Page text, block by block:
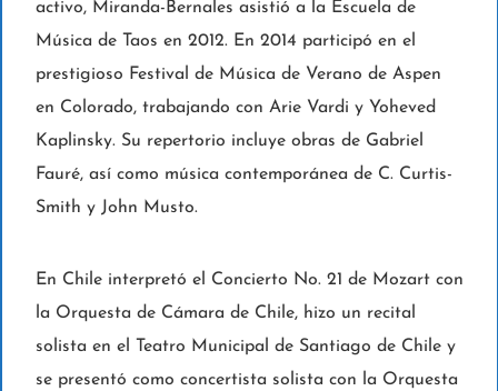
activo, Miranda-Bernales asistió a la Escuela de
Música de Taos en 2012. En 2014 participó en el
prestigioso Festival de Música de Verano de Aspen
en Colorado, trabajando con Arie Vardi y Yoheved
Kaplinsky. Su repertorio incluye obras de Gabriel
Fauré, así como música contemporánea de C. Curtis-
Smith y John Musto.
En Chile interpretó el Concierto No. 21 de Mozart con
la Orquesta de Cámara de Chile, hizo un recital
solista en el Teatro Municipal de Santiago de Chile y
se presentó como concertista solista con la Orquesta